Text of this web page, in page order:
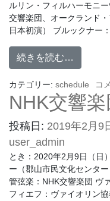
ルリン・フィルハーモニ
交響楽団、オークランド
日本初演） ブルックナー
続きを読む…
カテゴリー: schedule コ
NHK交響
投稿日: 2019年2月9
user_admin
とき：2020年2月9日（日
ー（郡山市民文化センタ
管弦楽：NHK交響楽団 ヴ
フィエフ：ヴァイオリン